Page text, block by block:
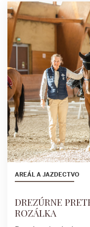
AREÁL A JAZDECTVO
DREZÚRNE
ROZÁLKA